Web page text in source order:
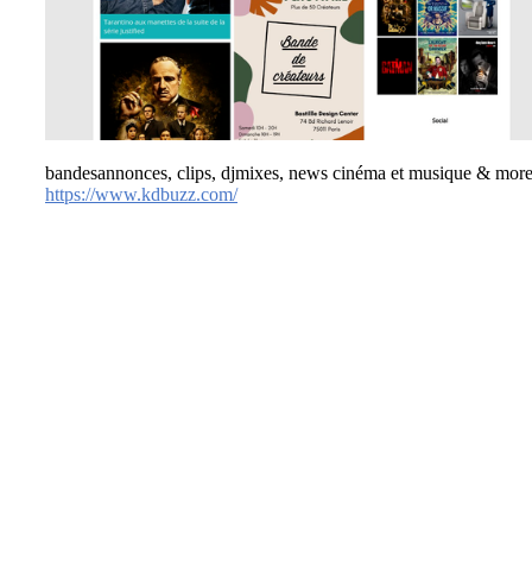
bandesannonces, clips, djmixes, news cinéma et musique &
https://www.kdbuzz.com/